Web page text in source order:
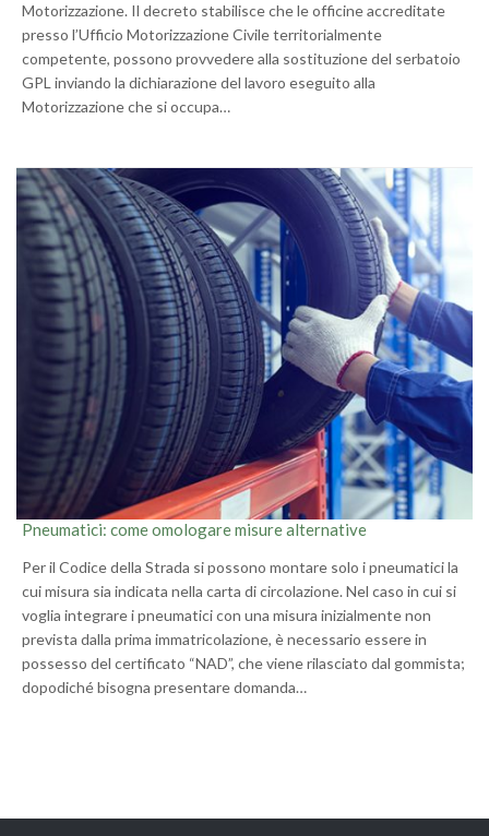
Motorizzazione. Il decreto stabilisce che le officine accreditate
presso l’Ufficio Motorizzazione Civile territorialmente
competente, possono provvedere alla sostituzione del serbatoio
GPL inviando la dichiarazione del lavoro eseguito alla
Motorizzazione che si occupa…
Pneumatici: come omologare misure alternative
Per il Codice della Strada si possono montare solo i pneumatici la
cui misura sia indicata nella carta di circolazione. Nel caso in cui si
voglia integrare i pneumatici con una misura inizialmente non
prevista dalla prima immatricolazione, è necessario essere in
possesso del certificato “NAD”, che viene rilasciato dal gommista;
dopodiché bisogna presentare domanda…